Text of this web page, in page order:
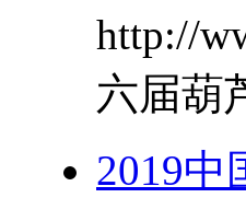
http://
六届葫
2019中